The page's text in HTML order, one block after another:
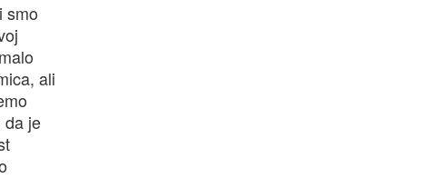
smo
ali
da je